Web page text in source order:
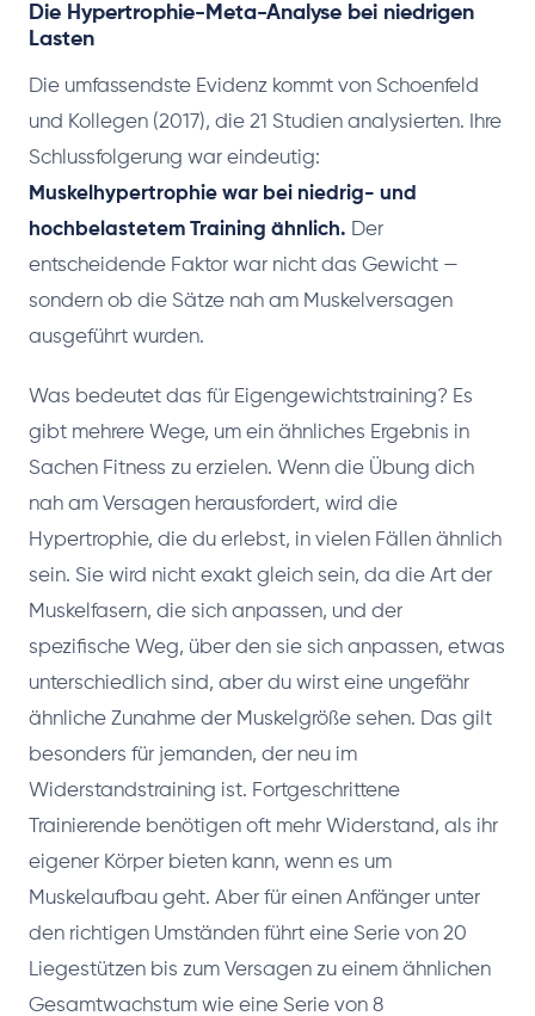
Die Hypertrophie-Meta-Analyse bei niedrigen
Lasten
Die umfassendste Evidenz kommt von Schoenfeld
und Kollegen (2017), die 21 Studien analysierten. Ihre
Schlussfolgerung war eindeutig:
Muskelhypertrophie war bei niedrig- und
hochbelastetem Training ähnlich. Der
entscheidende Faktor war nicht das Gewicht —
sondern ob die Sätze nah am Muskelversagen
ausgeführt wurden.
Was bedeutet das für Eigengewichtstraining? Es
gibt mehrere Wege, um ein ähnliches Ergebnis in
Sachen Fitness zu erzielen. Wenn die Übung dich
nah am Versagen herausfordert, wird die
Hypertrophie, die du erlebst, in vielen Fällen ähnlich
sein. Sie wird nicht exakt gleich sein, da die Art der
Muskelfasern, die sich anpassen, und der
spezifische Weg, über den sie sich anpassen, etwas
unterschiedlich sind, aber du wirst eine ungefähr
ähnliche Zunahme der Muskelgröße sehen. Das gilt
besonders für jemanden, der neu im
Widerstandstraining ist. Fortgeschrittene
Trainierende benötigen oft mehr Widerstand, als ihr
eigener Körper bieten kann, wenn es um
Muskelaufbau geht. Aber für einen Anfänger unter
den richtigen Umständen führt eine Serie von 20
Liegestützen bis zum Versagen zu einem ähnlichen
Gesamtwachstum wie eine Serie von 8